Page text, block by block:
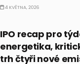
4 KVĚTNA, 2026
IPO recap pro
energetika,
trh čtyři nové